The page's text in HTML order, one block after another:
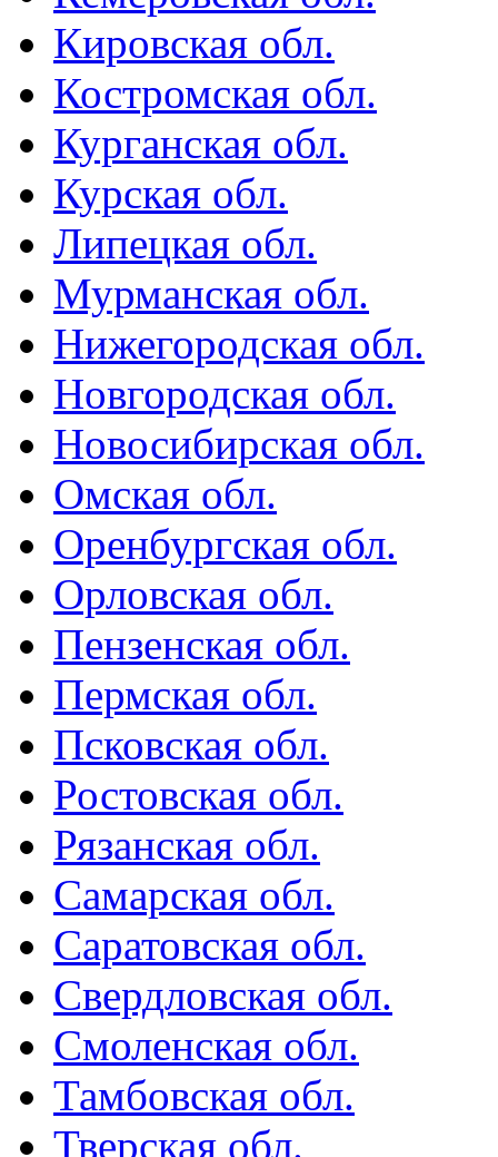
Кировская обл.
Костромская обл.
Курганская обл.
Курская обл.
Липецкая обл.
Мурманская обл.
Нижегородская обл.
Новгородская обл.
Новосибирская обл.
Омская обл.
Оренбургская обл.
Орловская обл.
Пензенская обл.
Пермская обл.
Псковская обл.
Ростовская обл.
Рязанская обл.
Самарская обл.
Саратовская обл.
Свердловская обл.
Смоленская обл.
Тамбовская обл.
Тверская обл.